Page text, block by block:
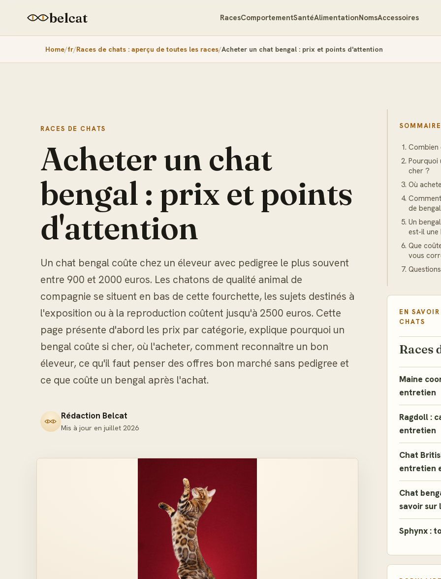
belcat RacesComportementSantéAlimentationNomsAccessoires
Home fr Races de chats : aperçu de toutes les races Acheter un chat bengal : prix et points d'attention
RACES DE CHATS
Acheter un chat
bengal : prix et points
d'attention
Un chat bengal coûte chez un éleveur avec pedigree le plus souvent
entre 900 et 2000 euros. Les chatons de qualité animal de
compagnie se situent en bas de cette fourchette, les sujets destinés à
l'exposition ou à la reproduction coûtent jusqu'à 2500 euros. Cette
page présente d'abord les prix par catégorie, explique pourquoi un
bengal coûte si cher, où l'acheter, comment reconnaître un bon
éleveur, ce qu'il faut penser des offres bon marché sans pedigree et
ce que coûte un bengal après l'achat.
Rédaction Belcat
Mis à jour en juillet 2026
SOMMAIRE
Combien
Pourquoi
cher ?
Où
de
Un
est-il
Que
vous
EN
CHATS
Races
Maine
entretien
Ragdoll :
entretien
Chat
entretien
Chat
savoir sur
Sphynx :